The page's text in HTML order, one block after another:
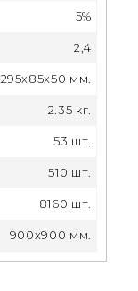
5%
2,4
295x85x50 мм.
2.35 кг.
53 шт.
510 шт.
8160 шт.
900x900 мм.